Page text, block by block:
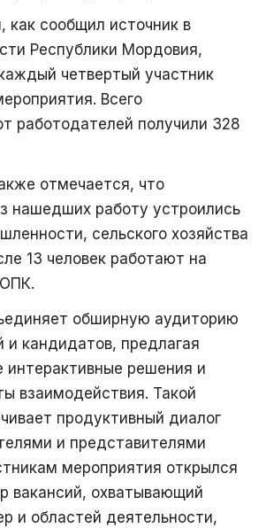
как сообщил источник в
Республики Мордовия,
четвертый участник
Всего
работодателей получили 328
отмечается, что
нашедших работу устроились
сельского хозяйства
13 человек работают на
обширную аудиторию
и кандидатов, предлагая
интерактивные решения и
взаимодействия. Такой
продуктивный диалог
и представителями
мероприятия открылся
вакансий, охватывающий
и областей деятельности,